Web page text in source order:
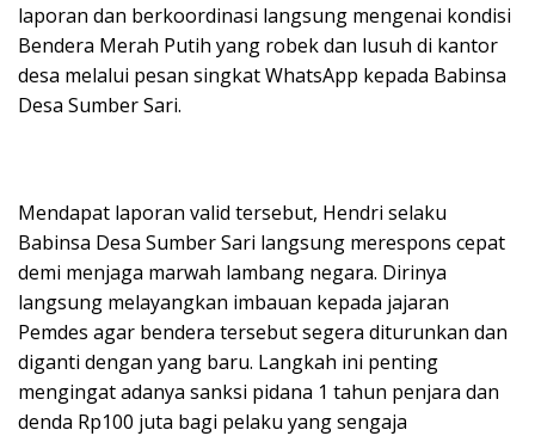
laporan dan berkoordinasi langsung mengenai kondisi
Bendera Merah Putih yang robek dan lusuh di kantor
desa melalui pesan singkat WhatsApp kepada Babinsa
Desa Sumber Sari.
​Mendapat laporan valid tersebut, Hendri selaku
Babinsa Desa Sumber Sari langsung merespons cepat
demi menjaga marwah lambang negara. Dirinya
langsung melayangkan imbauan kepada jajaran
Pemdes agar bendera tersebut segera diturunkan dan
diganti dengan yang baru. Langkah ini penting
mengingat adanya sanksi pidana 1 tahun penjara dan
denda Rp100 juta bagi pelaku yang sengaja